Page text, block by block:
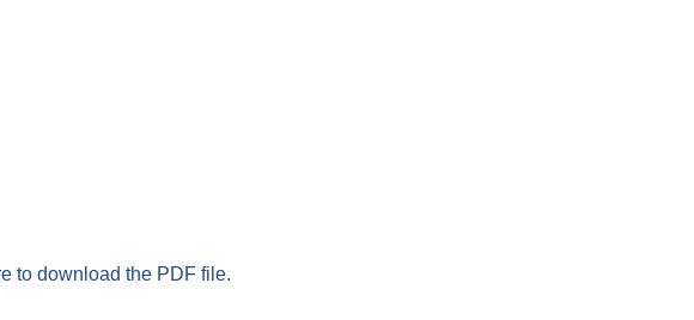
to download the PDF file.